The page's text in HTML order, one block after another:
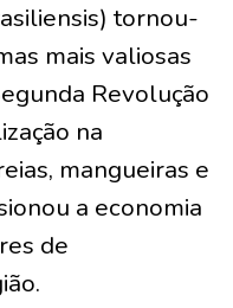
tornou-
mais valiosas
Revolução
na
mangueiras e
a economia
de